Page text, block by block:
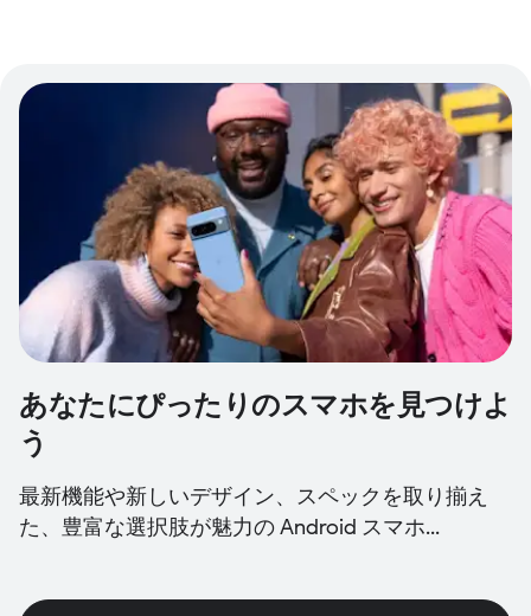
あなたにぴったりのスマホを見つけよ
う
最新機能や新しいデザイン、スペックを取り揃え
た、豊富な選択肢が魅力の Android スマホ...